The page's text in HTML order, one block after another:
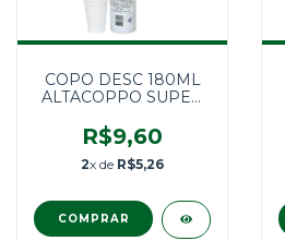
COPO DESC 180ML
ALTACOPPO SUPER
R$9,60
2x de R$5,26